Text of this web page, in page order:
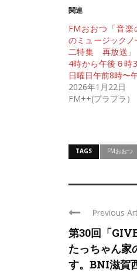
関連
FMおおつ「音
のミュージック
二特集 再放送
4時から午後６
日曜日午前8時〜
2026年1月22日
FM++(プラプラ）
TAGS FMおおつ
Previous
第30回「
たっちゃん
す。BNI滋賀